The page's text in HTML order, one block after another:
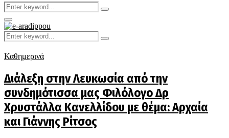
Search
for:
Search
Primary
Menu
Search
for:
Search
Καθημερινά
Διάλεξη στην Λευκωσία από την
συνδημότισσα μας Φιλόλογο Δρ
Χρυστάλλα Κανελλίδου με θέμα: Αρχαία
και Γιάννης Ρίτσος